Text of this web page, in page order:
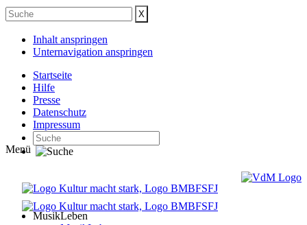
Inhalt anspringen
Unternavigation anspringen
Startseite
Hilfe
Presse
Datenschutz
Impressum
Menü
MusikLeben